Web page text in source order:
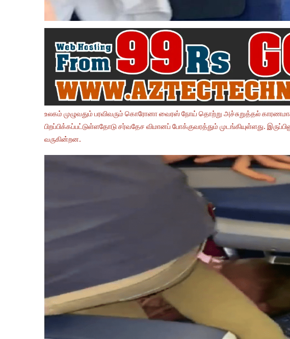
உலகம் முழுவதும் பரவிவரும் கொரோனா வைரஸ் நோய் தொற்று அச்சுறுத்தல் காரணமாக
பிறப்பிக்கப்பட்டுள்ளதோடு சர்வதேச விமானப் போக்குவரத்தும் முடங்கியுள்ளது.
வருகின்றன.